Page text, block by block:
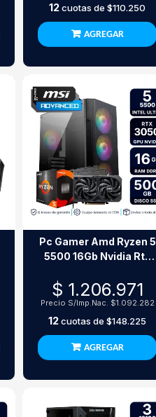
12cuotas de $110.250
AGREGAR
Pc Gamer Amd Ryzen 5
5500 16Gb Nvidia Rtx
$ 1.206.971
Precio S/Imp.Nac. $1.092.282
12cuotas de $148.225
AGREGAR